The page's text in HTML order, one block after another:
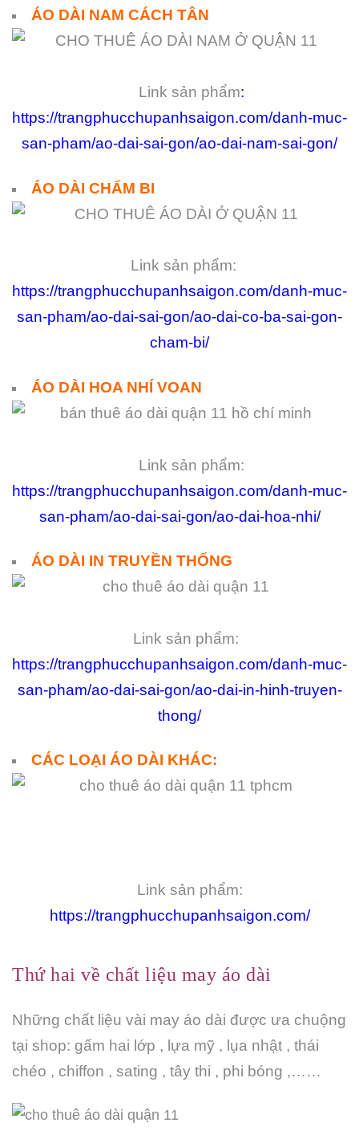
ÁO DÀI NAM CÁCH TÂN
Link sản phẩm:
https://trangphucchupanhsaigon.com/danh-muc-
san-pham/ao-dai-sai-gon/ao-dai-nam-sai-gon/
ÁO DÀI CHẤM BI
Link sản phẩm:
https://trangphucchupanhsaigon.com/danh-muc-
san-pham/ao-dai-sai-gon/ao-dai-co-ba-sai-gon-
cham-bi/
ÁO DÀI HOA NHÍ VOAN
Link sản phẩm:
https://trangphucchupanhsaigon.com/danh-muc-
san-pham/ao-dai-sai-gon/ao-dai-hoa-nhi/
ÁO DÀI IN TRUYỀN THỐNG
Link sản phẩm:
https://trangphucchupanhsaigon.com/danh-muc-
san-pham/ao-dai-sai-gon/ao-dai-in-hinh-truyen-
thong/
CÁC LOẠI ÁO DÀI KHÁC:
Link sản phẩm:
https://trangphucchupanhsaigon.com/
Thứ hai về chất liệu may áo dài
Những chất liệu vài may áo dài được ưa chuộng
tại shop: gấm hai lớp , lựa mỹ , lụa nhật , thái
chéo , chiffon , sating , tây thi , phi bóng ,……